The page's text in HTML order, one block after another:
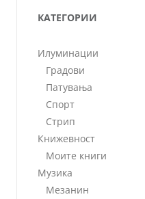
КАТЕГОРИИ
Илуминации
Градови
Патувања
Спорт
Стрип
Книжевност
Моите книги
Музика
Мезанин